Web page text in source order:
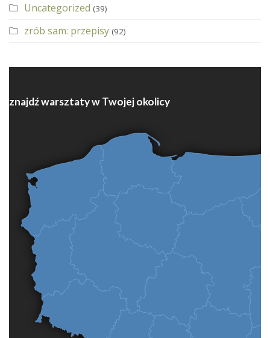
Uncategorized (39)
zrób sam: przepisy (92)
znajdź warsztaty w Twojej okolicy